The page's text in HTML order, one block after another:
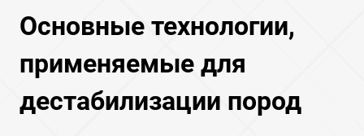
Основные технологии,
применяемые для
дестабилизации пород